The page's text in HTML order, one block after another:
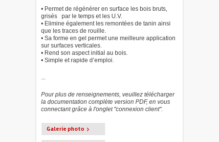
• Permet de régénérer en surface les bois bruts,
grisés par le temps et les U.V.
• Elimine également les remontées de tanin ainsi
que les traces de rouille.
• Sa forme en gel permet une meilleure application
sur surfaces verticales.
• Rend son aspect initial au bois.
• Simple et rapide d’emploi.
...
Pour plus de renseignements, veuillez télécharger
la documentation complète version PDF, en vous
connectant grâce à l'onglet "connexion client".
Galerie photo